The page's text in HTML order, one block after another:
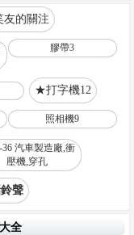
友的關注
膠帶3
★打字機12
照相機9
汽車製造廠,衝
壓機,穿孔
聲
全